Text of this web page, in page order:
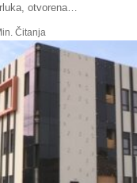
otvorena
Čitanja